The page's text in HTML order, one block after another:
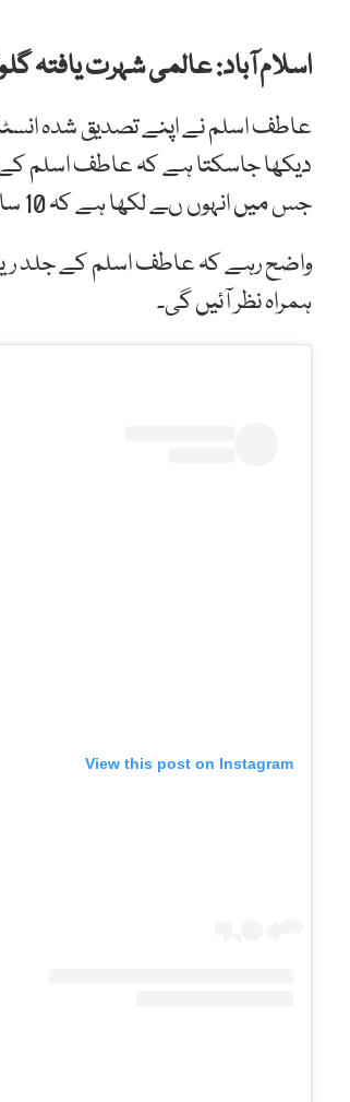
اسلام آباد: عالمی شہرت یافتہ گلوکار عاطف
عاطف اسلم نے اپنے تصدیق شدہ
دیکھا جاسکتا ہے کہ عاطف اسلم کے
جس میں انہوں ںے لکھا ہے کہ 10 سال بعد وہ اداکارہ ماہرہ خان کے ساتھ اپنے گانے میں نظر آئیں گے۔
واضح رہے کہ عاطف اسلم کے جلد
ہمراہ نظر آئیں گی۔
View this post on Instagram